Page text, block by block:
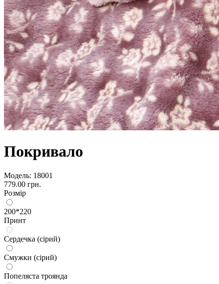
Покривало
Модель: 18001
779.00 грн.
Розмір
200*220
Принт
Сердечка (сірий)
Смужки (сірий)
Попеляста троянда